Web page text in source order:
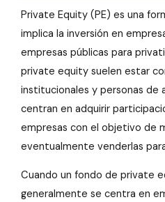
Private Equity (PE) es una
implica la inversión en
empresas públicas para
private equity suelen estar
institucionales y personas
centran en adquirir
empresas con el objetivo de
eventualmente venderlas
Cuando un fondo de private
generalmente se centra en